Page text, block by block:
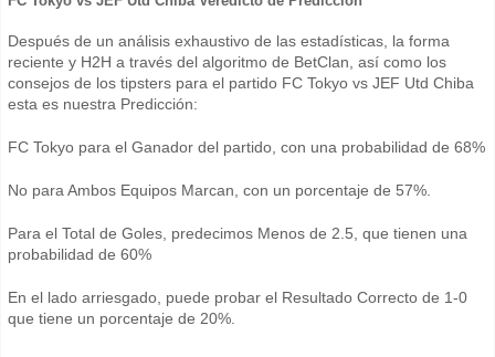
Después de un análisis exhaustivo de las estadísticas, la forma
reciente y H2H a través del algoritmo de BetClan, así como los
consejos de los tipsters para el partido FC Tokyo vs JEF Utd Chiba
esta es nuestra Predicción:
FC Tokyo para el Ganador del partido, con una probabilidad de 68%
No para Ambos Equipos Marcan, con un porcentaje de 57%.
Para el Total de Goles, predecimos Menos de 2.5, que tienen una
probabilidad de 60%
En el lado arriesgado, puede probar el Resultado Correcto de 1-0
que tiene un porcentaje de 20%.